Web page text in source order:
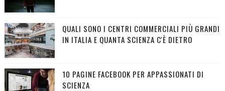
QUALI SONO I CENTRI COMMERCIALI PIÙ GRANDI
IN ITALIA E QUANTA SCIENZA C'È DIETRO
10 PAGINE FACEBOOK PER APPASSIONATI DI
SCIENZA